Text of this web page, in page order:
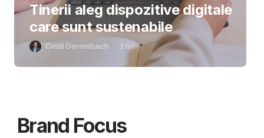
Tinerii aleg dispozitive digitale
care sunt sustenabile
Cristi Dorombach 3 min
Brand Focus